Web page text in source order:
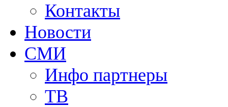
Контакты
Новости
СМИ
Инфо партнеры
ТВ